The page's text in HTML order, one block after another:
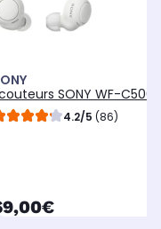
SONY WF-C500
4.2/5 (86)